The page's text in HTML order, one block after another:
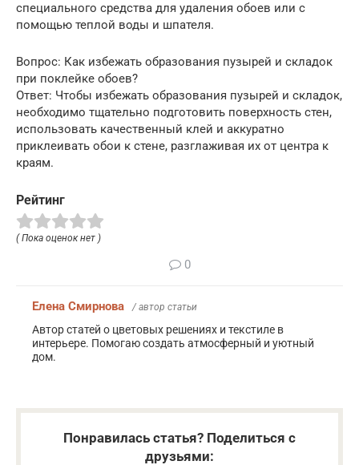
специального средства для удаления обоев или с
помощью теплой воды и шпателя.
Вопрос: Как избежать образования пузырей и складок
при поклейке обоев?
Ответ: Чтобы избежать образования пузырей и складок,
необходимо тщательно подготовить поверхность стен,
использовать качественный клей и аккуратно
приклеивать обои к стене, разглаживая их от центра к
краям.
Рейтинг
( Пока оценок нет )
0
Елена Смирнова / автор статьи
Автор статей о цветовых решениях и текстиле в
интерьере. Помогаю создать атмосферный и уютный
дом.
Понравилась статья? Поделиться с
друзьями: